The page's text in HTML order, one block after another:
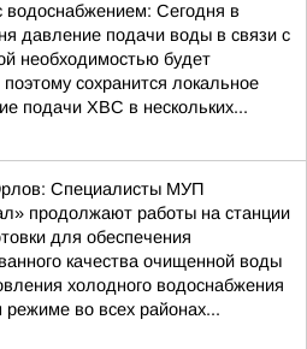
водоснабжением: Сегодня в
давление подачи воды в связи с
необходимостью будет
сохранится локальное
подачи ХВС в нескольких...
Специалисты МУП
продолжают работы на станции
для обеспечения
качества очищенной воды
холодного водоснабжения
во всех районах...